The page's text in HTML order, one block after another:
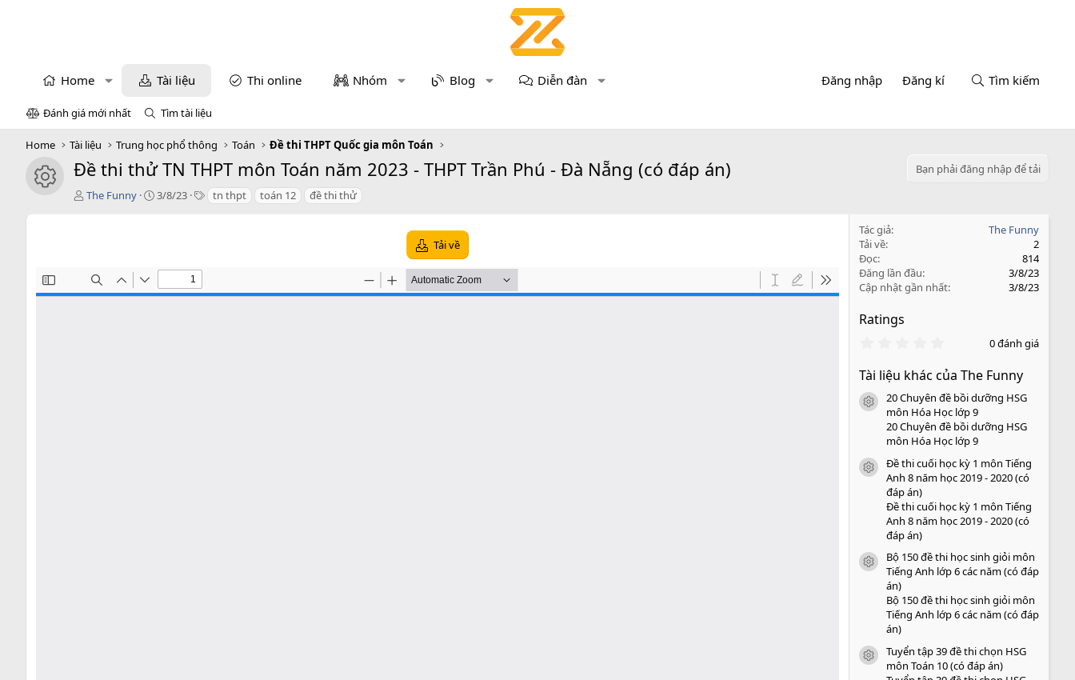
Home Tài liệu Thi online Nhóm Blog Diễn đàn Đăng nhập Đăng kí Tìm kiếm
Đánh giá mới nhất Tìm tài liệu
Home Tài liệu Trung học phổ thông Toán Đề thi THPT Quốc gia môn Toán
icon tài liệu
Đề thi thử TN THPT môn Toán năm 2023 - THPT Trần Phú - Đà Nẵng (có đáp án)
Bạn phải đăng nhập để tải
T
The Funny
C
n
3/8/23
T tn thpt toán 12 đề thi thử
Tải về
Tác giả
The Funny
Tải về
2
Đọc
814
Đăng lần đầu
3/8/23
Cập nhật gần nhất
3/8/23
Ratings
0
0
s
a
o
0 đánh giá
Tài liệu khác của The Funny
icon tài liệu
20 Chuyên đề bồi dưỡng HSG
môn Hóa Học lớp 9
20 Chuyên đề bồi dưỡng HSG
môn Hóa Học lớp 9
icon tài liệu
Đề thi cuối học kỳ 1 môn Tiếng
Anh 8 năm học 2019 - 2020 (có
đáp án)
Đề thi cuối học kỳ 1 môn Tiếng
Anh 8 năm học 2019 - 2020 (có
đáp án)
icon tài liệu
Bộ 150 đề thi học sinh giỏi môn
Tiếng Anh lớp 6 các năm (có đáp
án)
Bộ 150 đề thi học sinh giỏi môn
Tiếng Anh lớp 6 các năm (có đáp
án)
icon tài liệu
Tuyển tập 39 đề thi chọn HSG
môn Toán 10 (có đáp án)